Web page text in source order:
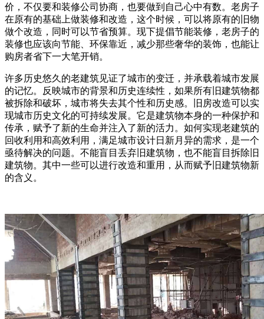
价，不仅要和装修公司协商，也要做到自己心中有数。老房子
在原有的基础上做装修和改造，这个时候，可以将原有的旧物
做个改造，同时可以节省预算。现下提倡节能装修，老房子的
装修也应该向节能、环保靠近，减少那些奢华的装饰，也能让
购房者省下一大笔开销。
许多历史悠久的老建筑见证了城市的变迁，并承载着城市发展
的记忆。反映城市的背景和历史连续性，如果所有旧建筑物都
被拆除和破坏，城市将失去其个性和历史感。旧房改造可以实
现城市历史文化的可持续发展。它是建筑物本身的一种保护和
传承，赋予了新的生命并注入了新的活力。如何实现老建筑的
回收利用和高效利用，满足城市设计日新月异的需求，是一个
亟待解决的问题。不能盲目丢弃旧建筑物，也不能盲目拆除旧
建筑物。其中一些可以进行改造和重用，从而赋予旧建筑物新
的含义。